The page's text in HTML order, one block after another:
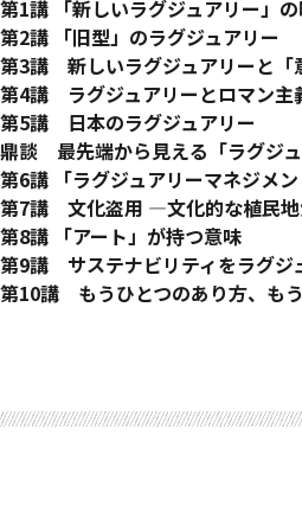
はじめに
第1講 「新しいラグジュアリー」
ラグジュアリーは人文学発のビジネ
「文化をつくる」ことの王道と、そ
ラグジュアリーの意味が変化してい
変化が起きている理由
それぞれの地域のローカル文化が
第2講 「旧型」のラグジュアリー
Luxuryの源、光と豊かさと誘惑
ラグジュアリーを必要としてきたの
エロスと手を携えて資本主義経済を
知的で秘儀的な存在への変容
20世紀ファッション史は、「ラグ
マーケティング用語で語られる、
ラグジュアリーとラグジュアリー
カトリックに反発するプロテスタ
Luxuryの反対語は何か?
第3講 新しいラグジュアリーと「
新しいラグジュアリー市場の創造へ
ラグジュアリーマネジメントを学
新しい方向を探っているリサーチ
文化をつくるラグジュアリーへの
今、現場が考えている方向とは
職人文化の再評価が物語ること
アーツ・アンド・クラフツにヒン
「人の手が入らないラグジュアリー
第4講 ラグジュアリーとロマン主
人間らしさを尊重するロマン主義
「美」をはるかに超える、恐怖を
ギロチンへの反発が『レ・ミゼラ
ラファエル前派、ラスキン、モリ
エレガンスとは抵抗である
21世紀のロマン主義的抵抗―「本
本物と偽物
第5講 日本のラグジュアリー
日本のラグジュアリーの「始祖」
日本におけるイメージを決定づけ
「ラグジュアリー・コミュニティ」
植民地の民も、植民地の協力者も、
日本発ラグジュアリーのために
ラグジュアリースタートアップの
鼎談 最先端から見える「ラグジ
日本のファッションはラグジュアリ
「ヨーロッパ中心」から脱皮しつ
文化的リテラシーの向上が鍵
新しいラグジュアリーがフランス
ファッションが伝えるメッセージが
第6講 「ラグジュアリーマネジメ
ラグジュアリーはいつからアカデ
「歴史」と「国際比較」から教える
ラグジュアリーマネジメントのコ
英国の人文・デザイン系の教育が
第7講 文化盗用 ―文化的な植民地
奴隷制の歴史を掘り起こす
「文化の盗用」という言葉がなぜ
「異文化要素の適用」か、「異文
第8講 「アート」が持つ意味
ハイエンド企業とアート
アートと付き合う動機を突っ込ん
ラグジュアリースタートアップが
第9講 サステナビリティをラグジ
ショパン国際コンクールで優勝者
スタートアップもサステナブルを
倫理と人間性が問われている
第10講 もうひとつのあり方、も
一見、無駄なラグジュアリーが社
合理的な目的から解放されたラグ